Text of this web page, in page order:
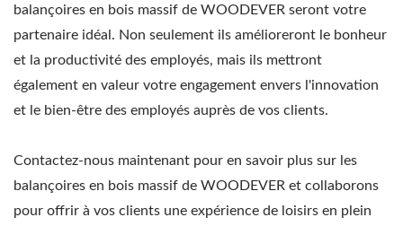
balançoires en bois massif de WOODEVER seront votre
partenaire idéal. Non seulement ils amélioreront le bonheur
et la productivité des employés, mais ils mettront
également en valeur votre engagement envers l'innovation
et le bien-être des employés auprès de vos clients.
Contactez-nous maintenant pour en savoir plus sur les
balançoires en bois massif de WOODEVER et collaborons
pour offrir à vos clients une expérience de loisirs en plein